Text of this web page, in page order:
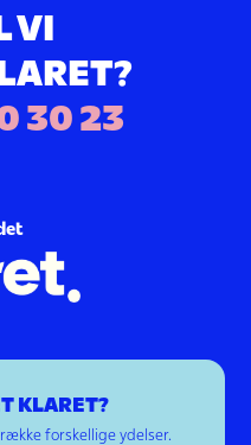
VI
30 23
KLARET?
forskellige ydelser.